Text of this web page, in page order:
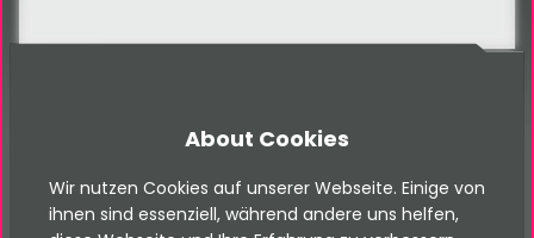
FAQ
About Cookies
Wir nutzen Cookies auf unserer Webseite. Einige von
ihnen sind essenziell, während andere uns helfen,